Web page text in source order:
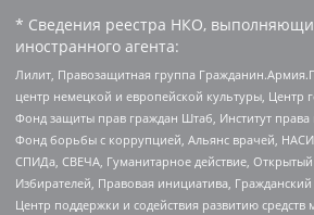
* Сведения реестра НКО,
иностранного агента:
Лилит, Правозащитная группа
центр немецкой и европейской культуры, Центр
Фонд защиты прав граждан Штаб, Институт права
Фонд борьбы с коррупцией, Альянс врачей,
СПИДа, СВЕЧА, Гуманитарное действие, Открытый
Избирателей, Правовая инициатива,
Центр поддержки и содействия развитию